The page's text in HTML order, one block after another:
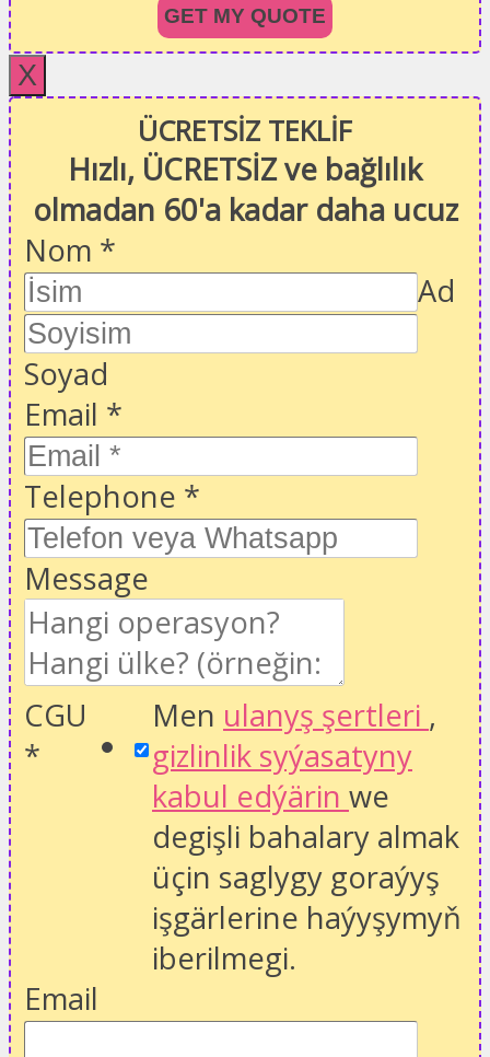
GET MY QUOTE
X
ÜCRETSİZ TEKLİF
Hızlı, ÜCRETSİZ ve bağlılık
olmadan 60'a kadar daha ucuz
Nom *
Ad
Soyad
Email *
Telephone *
Message
CGU
*
Men ulanyş şertleri ,
gizlinlik syýasatyny
kabul edýärin we
degişli bahalary almak
üçin saglygy goraýyş
işgärlerine haýyşymyň
iberilmegi.
Email